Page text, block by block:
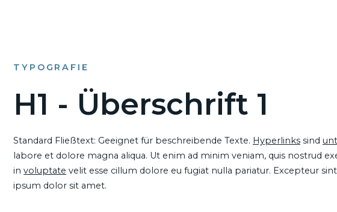
TYPOGRAFIE
H1 - Überschrift 1
Standard Fließtext: Geeignet für beschreibende Texte. Hyperlinks sind
labore et dolore magna aliqua. Ut enim ad minim veniam, quis nostrud
in voluptate velit esse cillum dolore eu fugiat nulla pariatur. Excepteur
ipsum dolor sit amet.